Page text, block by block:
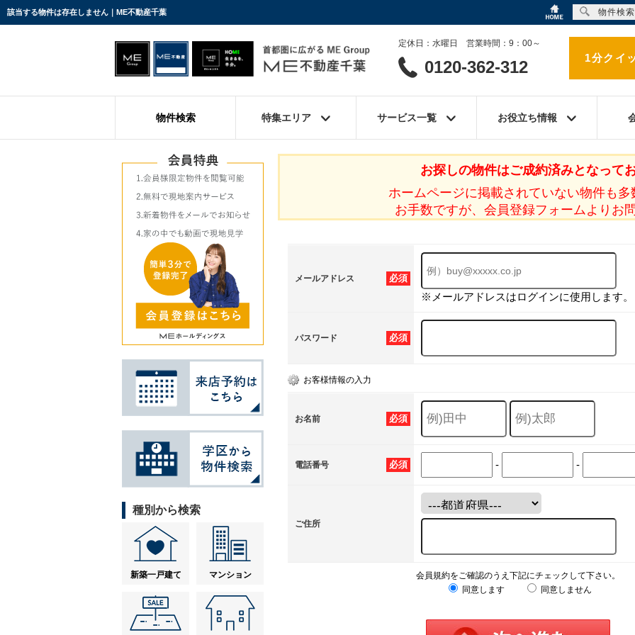
該当する物件は存在しません｜ME不動産千葉
定休日：水曜日 営業時間：9：00～
0120-362-312 1分クイ
物件検索 特集エリア サービス一覧 お役立ち情報
お探しの物件はご成約済みとなってお
ホームページに掲載されていない物件も多
お手数ですが、会員登録フォームよりお
必須
メールアドレス
※メールアドレスはログインに使用します。
必須
パスワード
お客様情報の入力
必須
お名前
必須
電話番号 - -
ご住所
会員規約をご確認のうえ下記にチェックして下さい。
同意します
同意しません
種別から検索
新築一戸建て マンション
物件検索